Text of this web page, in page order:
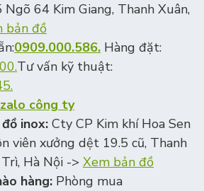
Ngõ 64 Kim Giang, Thanh Xuân,
bản đồ
0909.000.586. Hàng đặt:
Tư vấn kỹ thuật:
công ty
inox: Cty CP Kim khí Hoa Sen
viên xưởng dệt 19.5 cũ, Thanh
Hà Nội -> Xem bản đồ
hàng: Phòng mua